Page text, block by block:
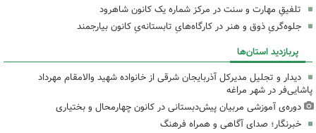
تلفیقِ مهارت و سنت در مرکز شماره یک کانون شاهرود
جلوه‌گریِ ذوق و هنر در کارگاه‌هایِ تابستانه‌یِ کانون بیارجمند
پربازدید استان‌ها
دیدار و تجلیل مدیرکل آذربایجان شرقی از خانواده شهید والامقام مهرداد
پاشایی‌فر در شهر مراغه
دوره‌ی آموزشی مربیان پیش‌دبستانی در کانون چهارمحال و بختیاری
خبرنگار؛ صدای آگاهی و همراه فرهنگ